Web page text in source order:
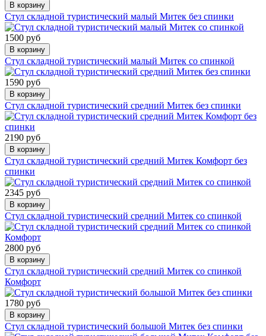
В корзину
Стул складной туристический малый Митек без спинки
1500 руб
В корзину
Стул складной туристический малый Митек со спинкой
1590 руб
В корзину
Стул складной туристический средний Митек без спинки
2190 руб
В корзину
Стул складной туристический средний Митек Комфорт без
спинки
2345 руб
В корзину
Стул складной туристический средний Митек со спинкой
2800 руб
В корзину
Стул складной туристический средний Митек со спинкой
Комфорт
1780 руб
В корзину
Стул складной туристический большой Митек без спинки